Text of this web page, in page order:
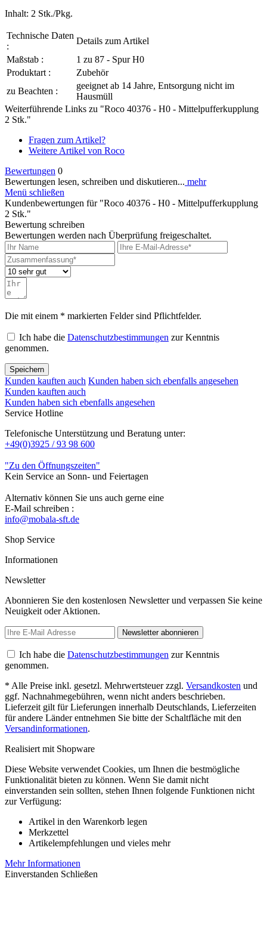
Inhalt: 2 Stk./Pkg.
Technische Daten
:
Details zum Artikel
Maßstab :
1 zu 87 - Spur H0
Produktart :
Zubehör
zu Beachten :
geeignet ab 14 Jahre, Entsorgung nicht im
Hausmüll
Weiterführende Links zu "Roco 40376 - H0 - Mittelpufferkupplung
2 Stk."
Fragen zum Artikel?
Weitere Artikel von Roco
Bewertungen 0
Bewertungen lesen, schreiben und diskutieren... mehr
Menü schließen
Kundenbewertungen für "Roco 40376 - H0 - Mittelpufferkupplung
2 Stk."
Bewertung schreiben
Bewertungen werden nach Überprüfung freigeschaltet.
Die mit einem * markierten Felder sind Pflichtfelder.
Ich habe die Datenschutzbestimmungen zur Kenntnis
genommen.
Speichern
Kunden kauften auch Kunden haben sich ebenfalls angesehen
Kunden kauften auch
Kunden haben sich ebenfalls angesehen
Service Hotline
Telefonische Unterstützung und Beratung unter:
+49(0)3925 / 93 98 600
"Zu den Öffnungszeiten"
Kein Service an Sonn- und Feiertagen
Alternativ können Sie uns auch gerne eine
E-Mail schreiben :
info@mobala-sft.de
Shop Service
Informationen
Newsletter
Abonnieren Sie den kostenlosen Newsletter und verpassen Sie keine
Neuigkeit oder Aktionen.
Newsletter abonnieren
Ich habe die Datenschutzbestimmungen zur Kenntnis
genommen.
* Alle Preise inkl. gesetzl. Mehrwertsteuer zzgl. Versandkosten und
ggf. Nachnahmegebühren, wenn nicht anders beschrieben.
Lieferzeit gilt für Lieferungen innerhalb Deutschlands, Lieferzeiten
für andere Länder entnehmen Sie bitte der Schaltfläche mit den
Versandinformationen.
Realisiert mit Shopware
Diese Website verwendet Cookies, um Ihnen die bestmögliche
Funktionalität bieten zu können. Wenn Sie damit nicht
einverstanden sein sollten, stehen Ihnen folgende Funktionen nicht
zur Verfügung:
Artikel in den Warenkorb legen
Merkzettel
Artikelempfehlungen und vieles mehr
Mehr Informationen
Einverstanden Schließen